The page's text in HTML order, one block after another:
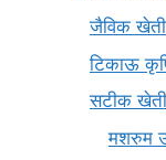
जैविक खेती
टिकाऊ
सटीक खेती
मशरुम